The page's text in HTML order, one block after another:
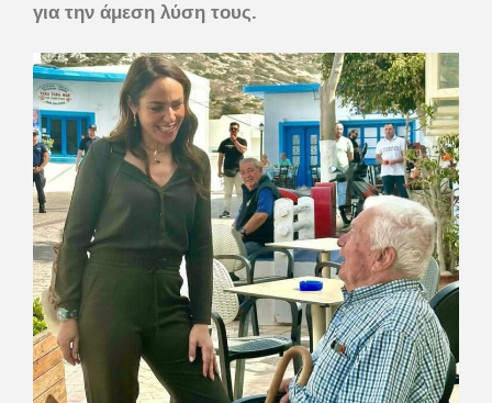
για την άμεση λύση τους.